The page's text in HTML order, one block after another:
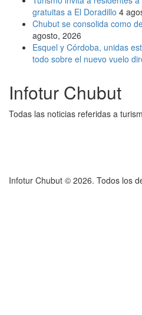
gratuitas a El Doradillo 4
Chubut se consolida como
agosto, 2026
Esquel y Córdoba, unidas
todo sobre el nuevo vuelo
Infotur Chubut
Todas las noticias referidas a
Infotur Chubut © 2026. Todos los